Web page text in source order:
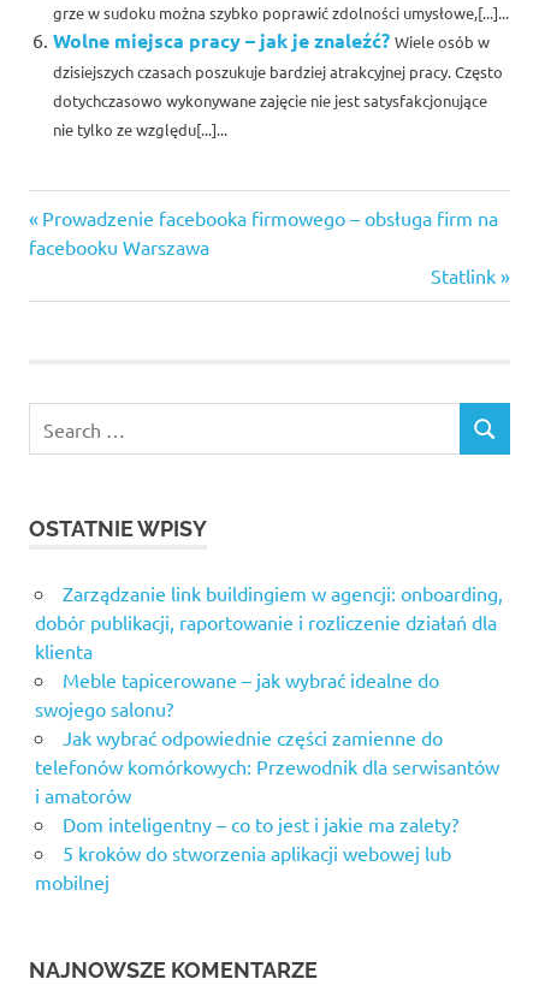
grze w sudoku można szybko poprawić zdolności umysłowe,[...]...
Wolne miejsca pracy – jak je znaleźć? Wiele osób w
dzisiejszych czasach poszukuje bardziej atrakcyjnej pracy. Często
dotychczasowo wykonywane zajęcie nie jest satysfakcjonujące
nie tylko ze względu[...]...
wskaźnik
praca
pokaż
prawidłowa
punkty
Statlink
Statystyka
totolotka
Sudoku
zasady
gry
wyniki
duży
lotek
Nawigacja
Previous
Post:
Prowadzenie facebooka firmowego – obsługa firm na
facebooku Warszawa
Next
Post:
Statlink
for:
SEARCH
OSTATNIE WPISY
Zarządzanie link buildingiem w agencji: onboarding,
dobór publikacji, raportowanie i rozliczenie działań dla
klienta
Meble tapicerowane – jak wybrać idealne do
swojego salonu?
Jak wybrać odpowiednie części zamienne do
telefonów komórkowych: Przewodnik dla serwisantów
i amatorów
Dom inteligentny – co to jest i jakie ma zalety?
5 kroków do stworzenia aplikacji webowej lub
mobilnej
NAJNOWSZE KOMENTARZE